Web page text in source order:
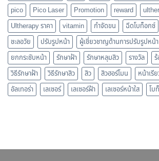
pico
Pico Laser Promotion reward
Ultherapy ราคา
vitamin กำจัดขน ฉีดโบท็อกซ์
ชะลอวัย
ปรับรูปหน้า ผู้เชี่ยวชาญด้านการปรับรูปหน้า
ยกกระชับหน้า
รักษาฝ้า รักษาหลุมสิว รางวัล
วิธีรักษาฝ้า
วิธีรักษาสิว สิว สิวฮอร์โมน หน้าเรี
อัลเทอร่า
เลเซอร์ เลเซอร์ฝ้า เลเซอร์หน้าใส โบ